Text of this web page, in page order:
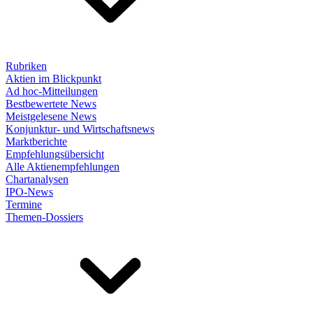
Rubriken
Aktien im Blickpunkt
Ad hoc-Mitteilungen
Bestbewertete News
Meistgelesene News
Konjunktur- und Wirtschaftsnews
Marktberichte
Empfehlungsübersicht
Alle Aktienempfehlungen
Chartanalysen
IPO-News
Termine
Themen-Dossiers